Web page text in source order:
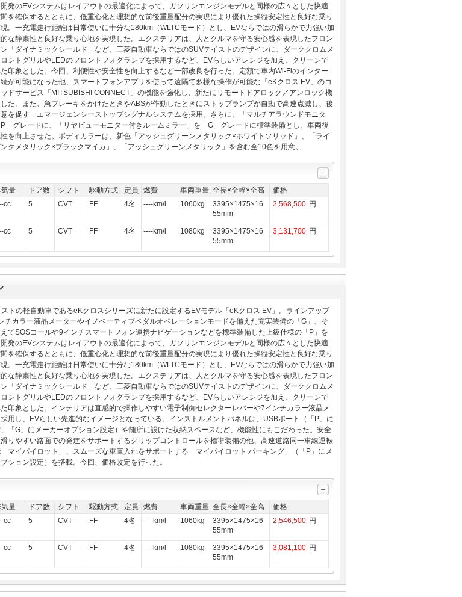
発のEVシステムはレイアウトの最適化によって、ガソリンエンジンモデルと同様の広々とした快適
を確保するとともに、低重心化と理想的な前後重量配分の実現により優れた操縦安定性と良好な乗り
。一充電走行距離は日常使いに十分な180km（WLTCモード）とし、EVならではの滑らかで力強い加
な静粛性と良好な乗り心地を実現した。エクステリアは、人とクルマを守る安心感を表現したフロン
ン「ダイナミックシールド」など、三菱自動車ならではのSUVテイストのデザインに、ダーククロムメ
ントグリルやLEDのフロントフォグランプを採用するなど、EVらしいアレンジを加え、クリーンで
印象とした。今回、利便性や安全性を向上するなど一部改良を行った。定額で車内Wi‐Fiのインター
が可能になった他、スマートフォンアプリを使って遠隔で多様な操作が可能な「eKクロス EV」のコ
ドサービス「MITSUBISHI CONNECT」の機能を強化し、新たにリモートドアロック／アンロック機
た。また、急ブレーキをかけたときやABSが作動したときにストップランプが自動で高速点滅し、後
を促す「エマージェンシーストップシグナルシステムを採用。さらに、「マルチアラウンドモニタ
」グレードに、「リヤビューモニター付きルームミラー」を「G」グレードに標準装備とし、車両後
を向上させた。ボディカラーは、新色「アッシュグリーンメタリック×ホワイトソリッド」、「ライ
クメタリック×ブラックマイカ」、「アッシュグリーンメタリック」を含む全10色を用意。
量 ドア数 シフト 駆動方式 定員 燃費 車両重量 全長×全幅×全高
価格
cc 5 CVT FF 4名 ----km/l 1060kg
3395×1475×16
55mm
2,568,500 円
cc 5 CVT FF 4名 ----km/l 1080kg
3395×1475×16
55mm
3,131,700 円
トの軽自動車であるeKクロスシリーズに新たに設定するEVモデル「eKクロス EV」。ラインアップ
チカラー液晶メーターやイノベーティブペダルオペレーションモードを備えた充実装備の「G」、そ
てSOSコールや9インチスマートフォン連携ナビゲーションなどを標準装備した上級仕様の「P」を
発のEVシステムはレイアウトの最適化によって、ガソリンエンジンモデルと同様の広々とした快適
を確保するとともに、低重心化と理想的な前後重量配分の実現により優れた操縦安定性と良好な乗り
。一充電走行距離は日常使いに十分な180km（WLTCモード）とし、EVならではの滑らかで力強い加
な静粛性と良好な乗り心地を実現した。エクステリアは、人とクルマを守る安心感を表現したフロン
ン「ダイナミックシールド」など、三菱自動車ならではのSUVテイストのデザインに、ダーククロムメ
ントグリルやLEDのフロントフォグランプを採用するなど、EVらしいアレンジを加え、クリーンで
印象とした。インテリアは直感的で操作しやすい電子制御セレクターレバーや7インチカラー液晶メ
用し、EVらしい先進的なイメージとなっている。インストルメントパネルは、USBポート（「P」に
「G」にメーカーオプション設定）や随所に設けた収納スペースなど、機能性にもこだわった。安全
りやすい路面での発進をサポートするグリップコントロールを標準装備の他、高速道路同一車線運転
マイパイロット」、スムーズな車庫入れをサポートする「マイパイロット パーキング」（「P」にメ
ション設定）を搭載。今回、価格改定を行った。
量 ドア数 シフト 駆動方式 定員 燃費 車両重量 全長×全幅×全高
価格
cc 5 CVT FF 4名 ----km/l 1060kg
3395×1475×16
55mm
2,546,500 円
cc 5 CVT FF 4名 ----km/l 1080kg
3395×1475×16
55mm
3,081,100 円